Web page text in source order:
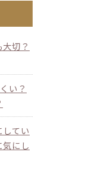
切？
い？
てい
にし